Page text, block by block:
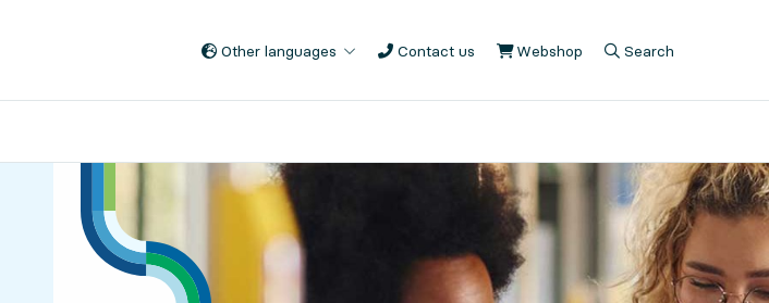
Other languages Contact us Webshop , Opens in new tab
Search